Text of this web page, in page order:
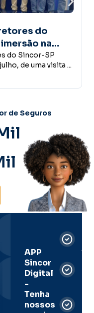
Amanhã
é a base do
investir, contratar
crédito ou abrir um
de Seguros
APP
Sincor
Digital
-
Tenha
nossos